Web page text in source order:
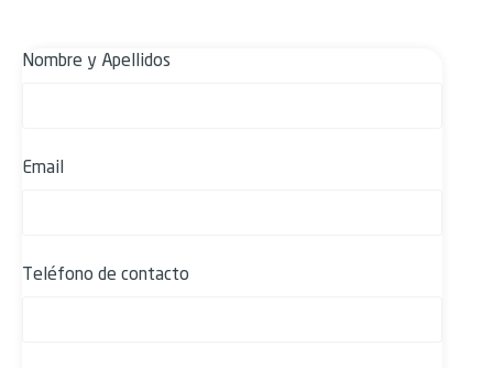
Nombre y Apellidos
Email
Teléfono de contacto